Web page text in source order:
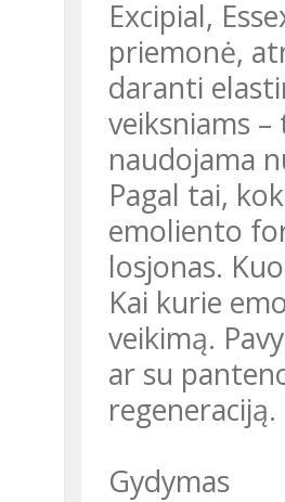
Excipial,
priemonė,
daranti
veiksniams
naudojama
Pagal tai,
emoliento
losjonas.
Kai kurie
veikimą.
ar su
regeneraciją.
Gydymas